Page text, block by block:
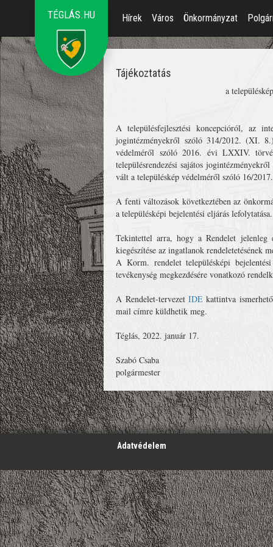
TÉGLÁS.HU Hírek Város Önkormányzat
Tájékoztatás
a
A településfejlesztési koncepcióról, az
jogintézményekről szóló 314/2012. (XI.
védelméről szóló 2016. évi LXXIV.
településrendezési sajátos
vált a településkép védelméről szóló 16/
A fenti változások következtében az
a településképi bejelentési eljárás lefolytatása.
Tekintettel arra, hogy a Rendelet jelenleg
kiegészítése az ingatlanok rendeletetésének
A Korm. rendelet településképi
tevékenység megkezdésére vonatkozó
A Rendelet-tervezet IDEkattintva
mail címre küldhetik meg.
Téglás, 2022. január 17.
Szabó Csaba
polgármester
';
Adatvédelem